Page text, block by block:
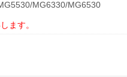
MG6330/MG6530
ます。